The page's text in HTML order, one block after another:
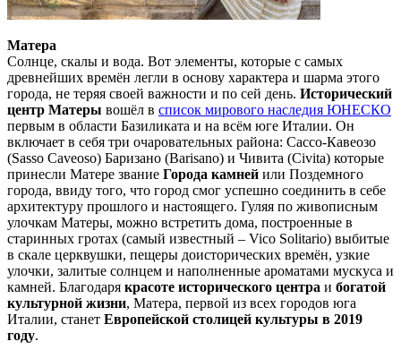
Матера
Солнце, скалы и вода. Вот элементы, которые с самых
древнейших времён легли в основу характера и шарма этого
города, не теряя своей важности и по сей день. Исторический
центр Матеры вошёл в список мирового наследия ЮНЕСКО
первым в области Базиликата и на всём юге Италии. Он
включает в себя три очаровательных района: Сассо-Кавеозо
(Sasso Caveoso) Баризано (Barisano) и Чивита (Civita) которые
принесли Матере звание Города камней или Поздемного
города, ввиду того, что город смог успешно соединить в себе
архитектуру прошлого и настоящего. Гуляя по живописным
улочкам Матеры, можно встретить дома, построенные в
старинных гротах (самый известный – Vico Solitario) выбитые
в скале церквушки, пещеры доисторических времён, узкие
улочки, залитые солнцем и наполненные ароматами мускуса и
камней. Благодаря красоте исторического центра и богатой
культурной жизни, Матера, первой из всех городов юга
Италии, станет Европейской столицей культуры в 2019
году.